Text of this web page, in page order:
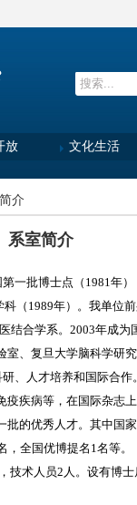
放 文化生活
介
系室简介
批博士点（1981年）
（1989年）。我单位
结合学系。2003年成
、复旦大学脑科学研
人才培养和国际合作
疾病等，在国际杂志
的优秀人才。其中国
全国优博提名1名等。
术人员2人。设有博士